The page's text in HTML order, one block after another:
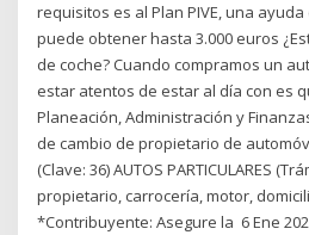
requisitos es al Plan PIVE, una
puede obtener hasta 3.000 euros
de coche? Cuando compramos un
estar atentos de estar al día con es
Planeación, Administración y
de cambio de propietario de
(Clave: 36) AUTOS PARTICULARES
propietario, carrocería, motor,
*Contribuyente: Asegure la 6 Ene